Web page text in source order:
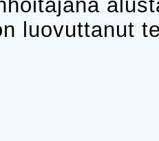
luovuttanut